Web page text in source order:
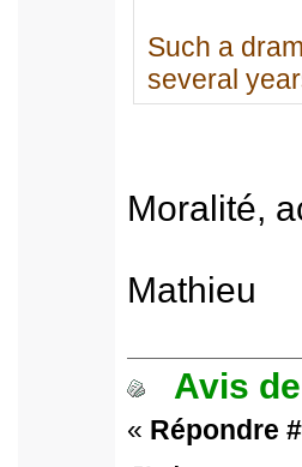
Such a
several
Moralité,
Mathieu
Avis
« Répondre